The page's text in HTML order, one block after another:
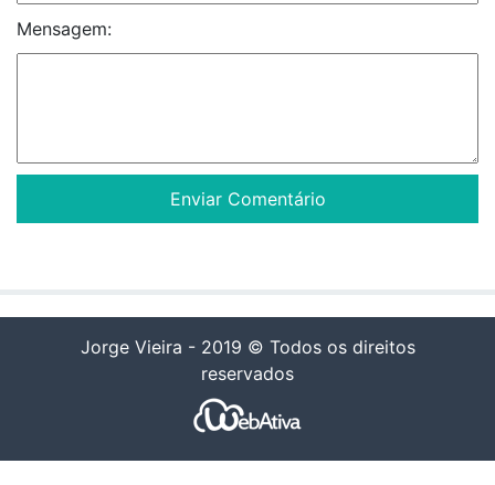
Mensagem:
Jorge Vieira - 2019 © Todos os direitos
reservados